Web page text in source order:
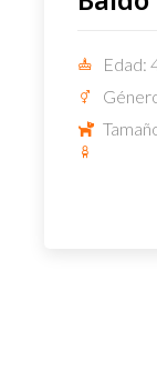
Edad: